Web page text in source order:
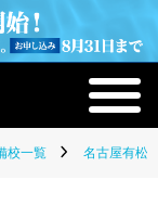
校一覧 名古屋有松